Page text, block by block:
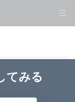
てみる